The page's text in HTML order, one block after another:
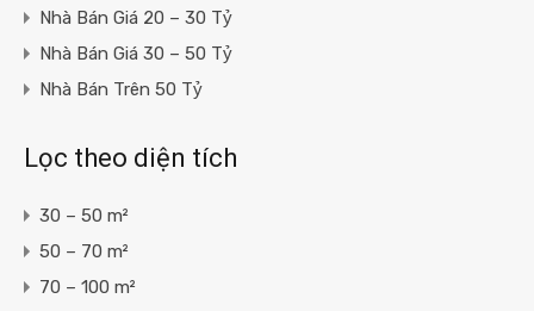
Nhà Bán Giá 20 – 30 Tỷ
Nhà Bán Giá 30 – 50 Tỷ
Nhà Bán Trên 50 Tỷ
Lọc theo diện tích
30 – 50 m²
50 – 70 m²
70 – 100 m²